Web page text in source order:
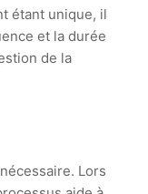
étant unique, il
et la durée
de la
Lors